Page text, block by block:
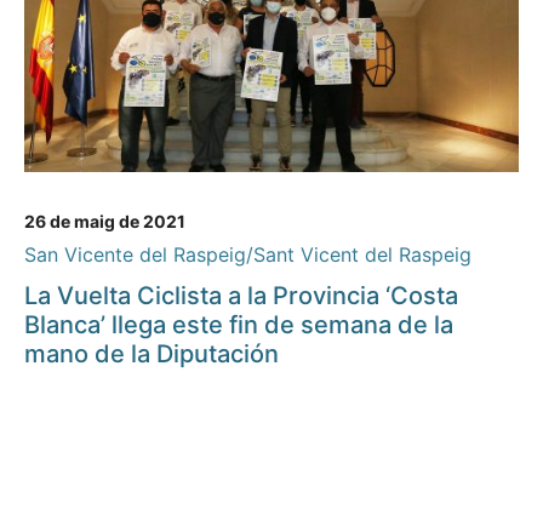
26 de maig de 2021
San Vicente del Raspeig/Sant Vicent del Raspeig
La Vuelta Ciclista a la Provincia ‘Costa
Blanca’ llega este fin de semana de la
mano de la Diputación